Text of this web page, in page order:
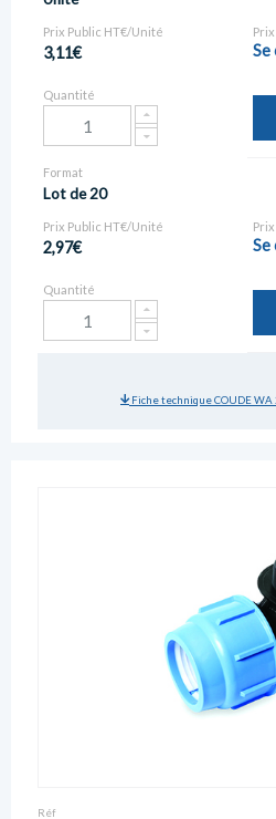
Prix Public HT€/Unité
3,11€ Se
Quantité
Format
Lot de 20
Prix Public HT€/Unité
2,97€ Se
Quantité
Fiche technique COUDE
Réf